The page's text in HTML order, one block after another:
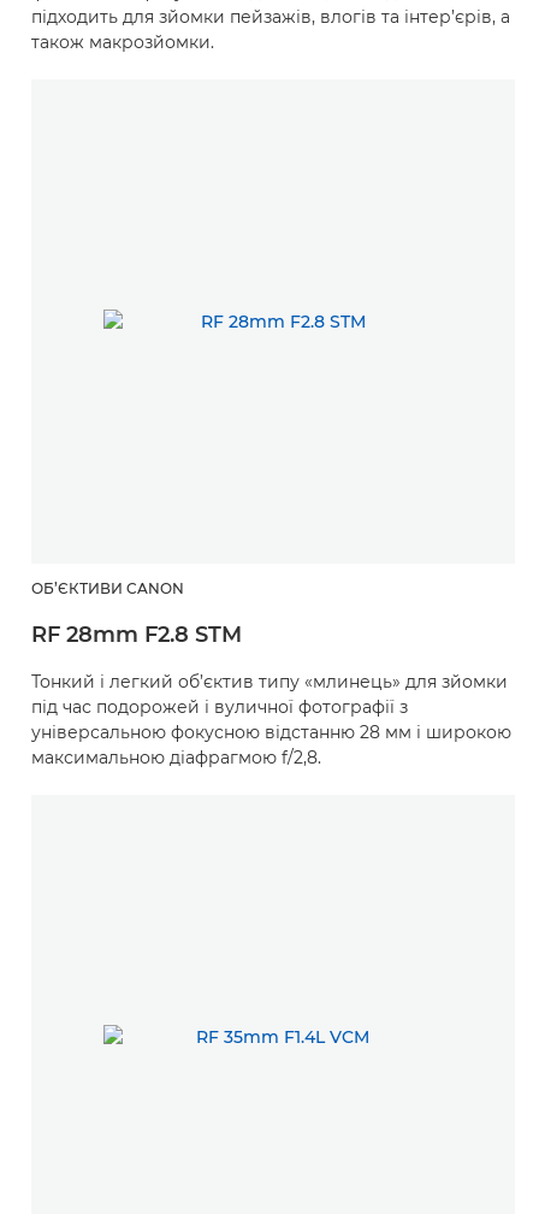
підходить для зйомки пейзажів, влогів та інтер’єрів, а
також макрозйомки.
ОБ’ЄКТИВИ CANON
RF 28mm F2.8 STM
Тонкий і легкий об’єктив типу «млинець» для зйомки
під час подорожей і вуличної фотографії з
універсальною фокусною відстанню 28 мм і широкою
максимальною діафрагмою f/2,8.